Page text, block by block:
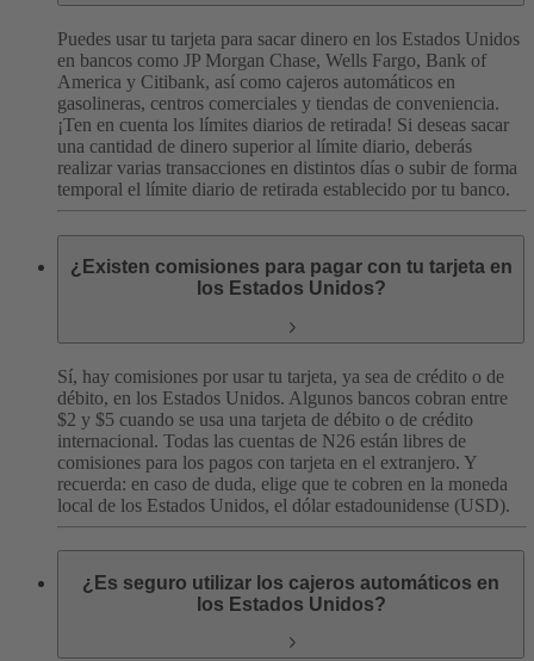
Puedes usar tu tarjeta para sacar dinero en los Estados Unidos
en bancos como JP Morgan Chase, Wells Fargo, Bank of
America y Citibank, así como cajeros automáticos en
gasolineras, centros comerciales y tiendas de conveniencia.
¡Ten en cuenta los límites diarios de retirada! Si deseas sacar
una cantidad de dinero superior al límite diario, deberás
realizar varias transacciones en distintos días o subir de forma
temporal el límite diario de retirada establecido por tu banco.
¿Existen comisiones para pagar con tu tarjeta en
los Estados Unidos?
Sí, hay comisiones por usar tu tarjeta, ya sea de crédito o de
débito, en los Estados Unidos. Algunos bancos cobran entre
$2 y $5 cuando se usa una tarjeta de débito o de crédito
internacional. Todas las cuentas de N26 están libres de
comisiones para los pagos con tarjeta en el extranjero. Y
recuerda: en caso de duda, elige que te cobren en la moneda
local de los Estados Unidos, el dólar estadounidense (USD).
¿Es seguro utilizar los cajeros automáticos en
los Estados Unidos?